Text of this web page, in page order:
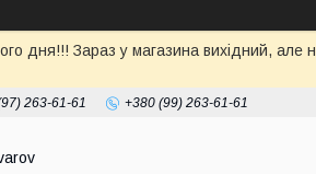
дня!!! Зараз у магазина вихiдний, але
263-61-61 +380 (99) 263-61-61